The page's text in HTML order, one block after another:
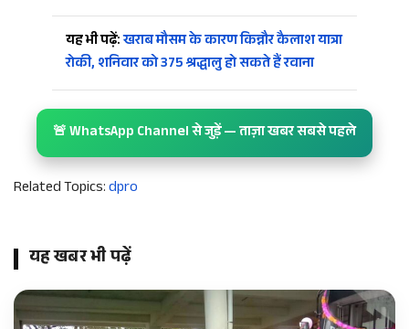
यह भी पढ़ें:खराब मौसम के कारण किन्नौर कैलाश यात्रा
रोकी, शनिवार को 375 श्रद्धालु हो सकते हैं रवाना
🚨 WhatsApp Channel से जुड़ें — ताज़ा खबर सबसे पहले
Related Topics:dpro
यह खबर भी पढ़ें